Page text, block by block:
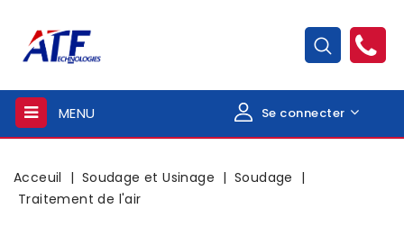
MENU Se connecter
Acceuil Soudage et Usinage
Soudage
Traitement de l'air